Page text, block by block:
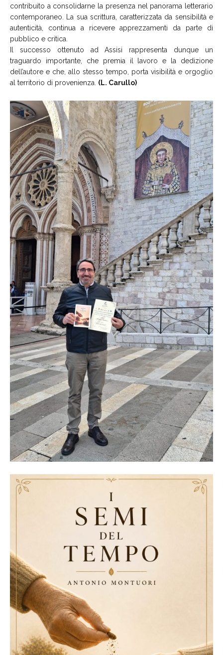
contribuito a consolidarne la presenza nel panorama letterario
contemporaneo. La sua scrittura, caratterizzata da sensibilità e
autenticità, continua a ricevere apprezzamenti da parte di
pubblico e critica.
Il successo ottenuto ad Assisi rappresenta dunque un
traguardo importante, che premia il lavoro e la dedizione
dell’autore e che, allo stesso tempo, porta visibilità e orgoglio
al territorio di provenienza. (L. Carullo)